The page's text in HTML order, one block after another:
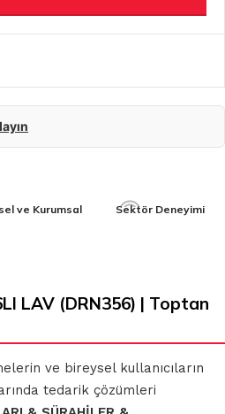
ve Kurumsal Sektör Deneyimi
LAV (DRN356) | Toptan
ve bireysel kullanıcıların
tedarik çözümleri